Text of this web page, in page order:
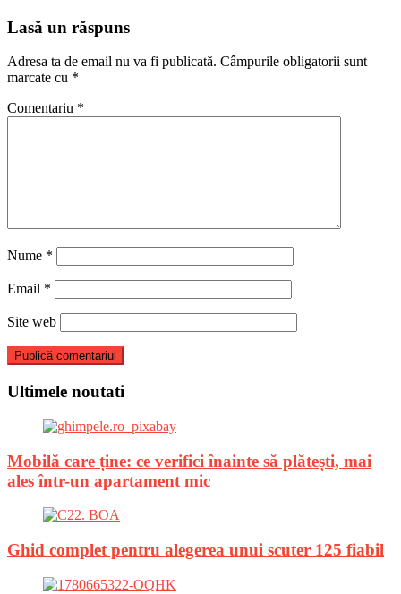
Lasă un răspuns
Adresa ta de email nu va fi publicată. Câmpurile obligatorii sunt
marcate cu *
Comentariu *
Nume *
Email *
Site web
Ultimele noutati
Mobilă care ține: ce verifici înainte să plătești, mai
ales într-un apartament mic
Ghid complet pentru alegerea unui scuter 125 fiabil